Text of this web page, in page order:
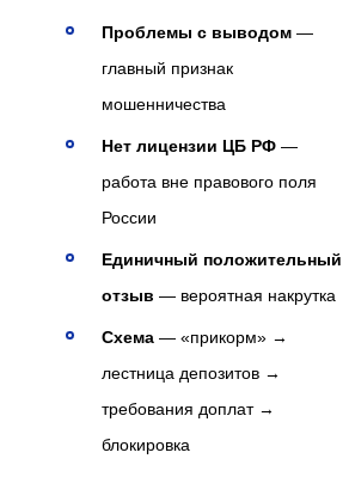
Проблемы с выводом —
главный признак
мошенничества
Нет лицензии ЦБ РФ —
работа вне правового поля
России
Единичный положительный
отзыв — вероятная накрутка
Схема — «прикорм» →
лестница депозитов →
требования доплат →
блокировка